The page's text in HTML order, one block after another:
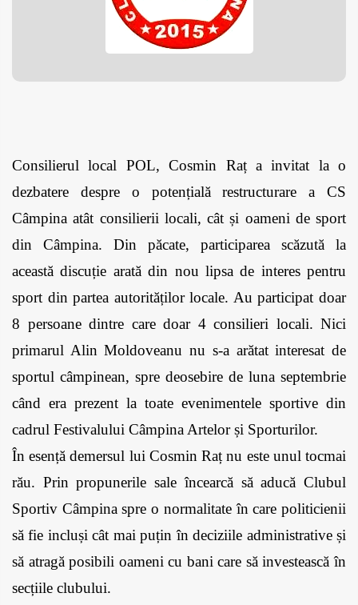
Consilierul local POL, Cosmin Raț a invitat la o
dezbatere despre o potențială restructurare a CS
Câmpina atât consilierii locali, cât și oameni de sport
din Câmpina. Din păcate, participarea scăzută la
această discuție arată din nou lipsa de interes pentru
sport din partea autorităților locale. Au participat doar
8 persoane dintre care doar 4 consilieri locali. Nici
primarul Alin Moldoveanu nu s-a arătat interesat de
sportul câmpinean, spre deosebire de luna septembrie
când era prezent la toate evenimentele sportive din
cadrul Festivalului Câmpina Artelor și Sporturilor.
În esență demersul lui Cosmin Raț nu este unul tocmai
rău. Prin propunerile sale încearcă să aducă Clubul
Sportiv Câmpina spre o normalitate în care politicienii
să fie incluși cât mai puțin în deciziile administrative și
să atragă posibili oameni cu bani care să investească în
secțiile clubului.